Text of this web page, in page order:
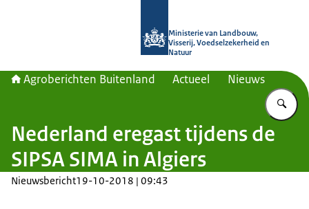
Ministerie van Landbouw,
Visserij, Voedselzekerheid en
Natuur
Agroberichten Buitenland Actueel Nieuws
Nederland eregast tijdens de
SIPSA SIMA in Algiers
Nieuwsbericht19-10-2018 | 09:43